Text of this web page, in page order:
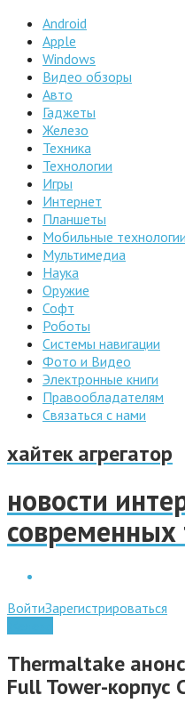
Android
Apple
Windows
Видео обзоры
Авто
Гаджеты
Железо
Техника
Технологии
Игры
Интернет
Планшеты
Мобильные технологии
Мультимедиа
Наука
Оружие
Софт
Роботы
Системы навигации
Фото и Видео
Электронные книги
Правообладателям
Связаться с нами
хайтек агрегатор
новости
современных
ВойтиЗарегистрироваться
Thermaltake
Full Tower-корпус